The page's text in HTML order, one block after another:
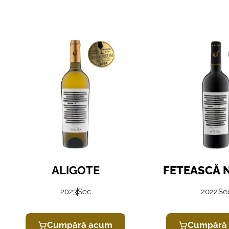
ALIGOTE
2023Sec
Cumpără acum
FETEASCĂ
2022